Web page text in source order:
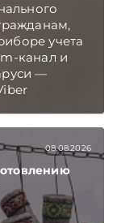
учета
и
—
08.08.2026